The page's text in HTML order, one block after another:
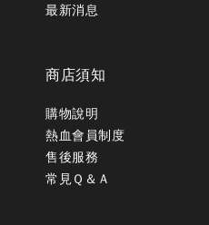
最新消息
商店須知
購物說明
熱血會員制度
售後服務
常見Ｑ＆Ａ